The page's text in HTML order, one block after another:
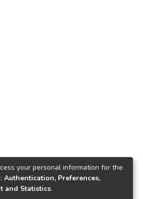
your personal information for the
Authentication, Preferences,
and Statistics.